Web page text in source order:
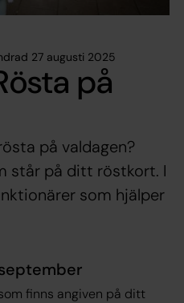
27 augusti 2025
på
på valdagen?
står på ditt röstkort. I
som hjälper
finns angiven på ditt